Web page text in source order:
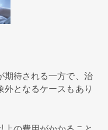
期待される一方で、治
となるケースもあり